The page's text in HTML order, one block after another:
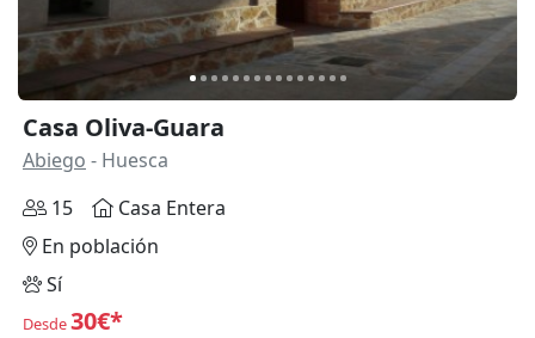
Casa Oliva-Guara
Abiego - Huesca
15
Casa Entera
En población
Sí
Desde30€*